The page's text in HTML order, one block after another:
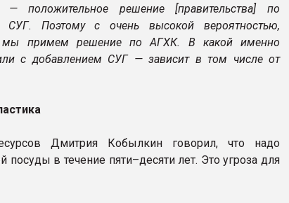
положительное решение [правительства] по
СУГ. Поэтому с очень высокой вероятностью,
мы примем решение по АГХК. В какой именно
с добавлением СУГ — зависит в том числе от
Дмитрия Кобылкин говорил, что надо
посуды в течение пяти–десяти лет. Это угроза для